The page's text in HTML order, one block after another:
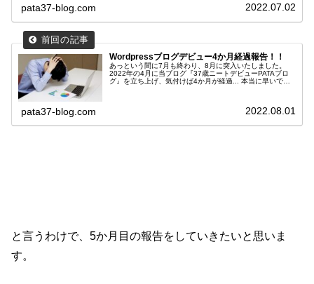
pata37-blog.com 2022.07.02
Wordpressブログデビュー4か月経過報告！！
あっという間に7月も終わり、8月に突入いたしました。
2022年の4月に当ブログ『37歳ニートデビューPATAブロ
グ』を立ち上げ、気付けば4か月が経過... 本当に早いです
上がらない人もいるんだな！」と安心してご覧くださいま
pata37-blog.com 2022.08.01
と言うわけで、5か月目の報告をしていきたいと思いま
す。